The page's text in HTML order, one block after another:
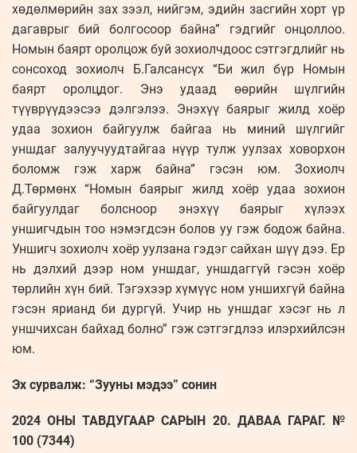
хөдөлмөрийн зах зээл, нийгэм, эдийн засгийн хорт үр
дагаврыг бий болгосоор байна” гэдгийг онцоллоо.
Номын баярт оролцож буй зохиолчдоос сэтгэгдлийг нь
сонсоход зохиолч Б.Галсансүх “Би жил бүр Номын
баярт оролцдог. Энэ удаад өөрийн шүлгийн
түүврүүдээсээ дэлгэлээ. Энэхүү баярыг жилд хоёр
удаа зохион байгуулж байгаа нь миний шүлгийг
уншдаг залуучуудтайгаа нүүр тулж уулзах ховорхон
боломж гэж харж байна” гэсэн юм. Зохиолч
Д.Төрмөнх “Номын баярыг жилд хоёр удаа зохион
байгуулдаг болсноор энэхүү баярыг хүлээх
уншигчдын тоо нэмэгдсэн болов уу гэж бодож байна.
Уншигч зохиолч хоёр уулзана гэдэг сайхан шүү дээ. Ер
нь дэлхий дээр ном уншдаг, уншдаггүй гэсэн хоёр
төрлийн хүн бий. Тэгэхээр хүмүүс ном уншихгүй байна
гэсэн ярианд би дургүй. Учир нь уншдаг хэсэг нь л
уншчихсан байхад болно” гэж сэтгэгдлээ илэрхийлсэн
юм.
Эх сурвалж: “Зууны мэдээ” сонин
2024 ОНЫ ТАВДУГААР САРЫН 20. ДАВАА ГАРАГ. №
100 (7344)